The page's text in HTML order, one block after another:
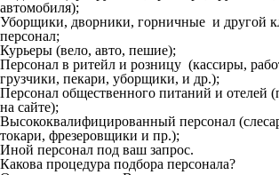
автомобиля);
Уборщики, дворники, горничные и другой
персонал;
Курьеры (вело, авто, пешие);
Персонал в ритейл и розницу (кассиры,
грузчики, пекари, уборщики, и др.);
Персонал общественного питаний и отелей
на сайте);
Высококвалифицированный персонал
токари, фрезеровщики и пр.);
Иной персонал под ваш запрос.
Какова процедура подбора персонала?